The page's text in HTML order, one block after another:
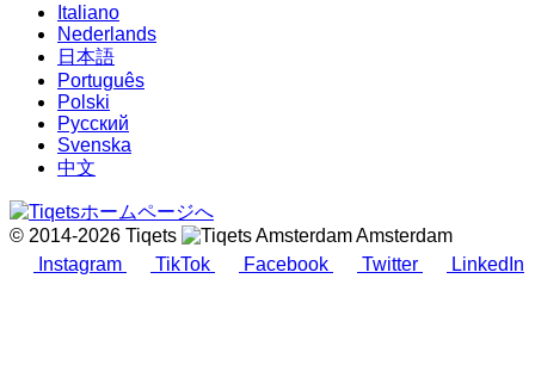
Italiano
Nederlands
日本語
Português
Polski
Русский
Svenska
中文
© 2014-2026 Tiqets
Amsterdam
Instagram
TikTok Facebook Twitter LinkedIn